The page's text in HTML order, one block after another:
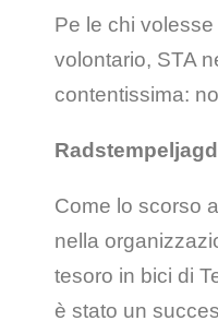
Pe le chi
volontario, STA
contentissima:
Come lo scorso
nella
tesoro in bici di
è stato un